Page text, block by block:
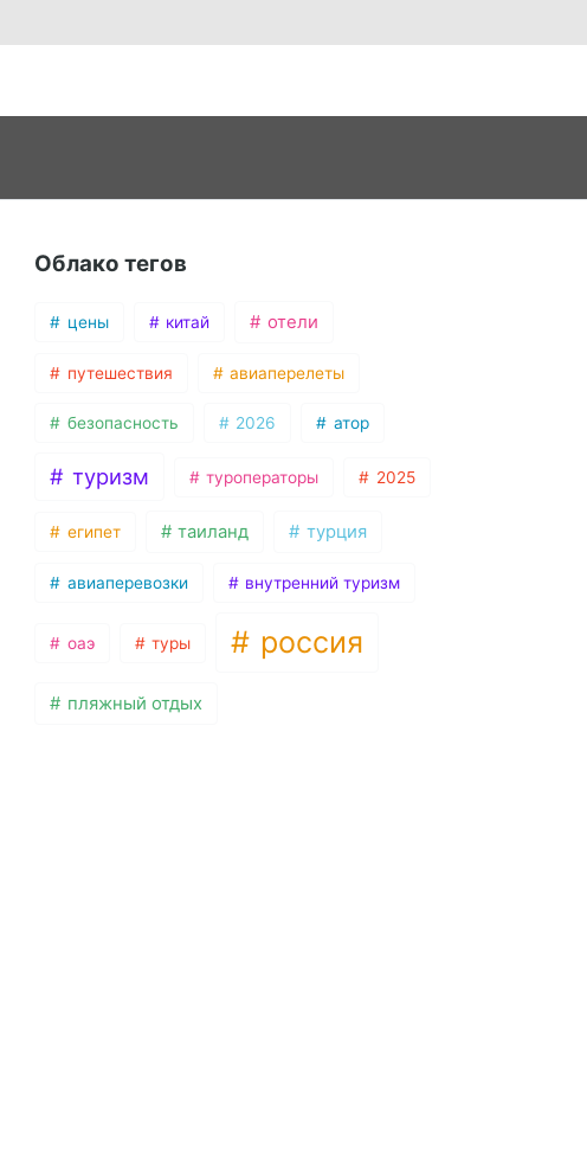
Облако тегов
цены китай отели
путешествия авиаперелеты
безопасность 2026 атор
туризм туроператоры 2025
египет таиланд турция
авиаперевозки внутренний туризм
оаэ туры россия
пляжный отдых